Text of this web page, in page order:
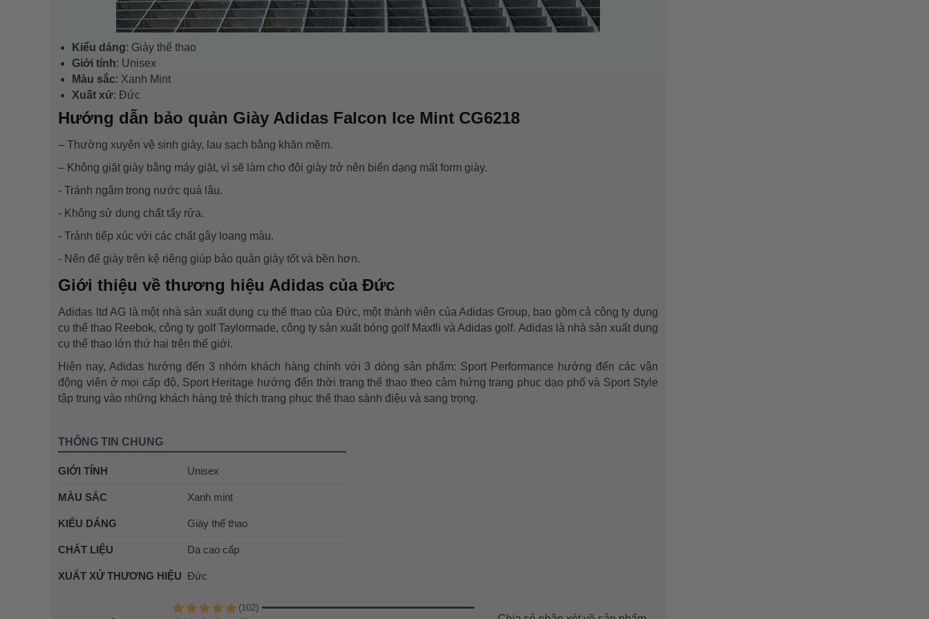
Kiểu dáng: Giày thể thao
Giới tính: Unisex
Màu sắc: Xanh Mint
Xuất xứ: Đức
Hướng dẫn bảo quản Giày Adidas Falcon Ice Mint CG6218
– Thường xuyên vệ sinh giày, lau sạch bằng khăn mềm.
– Không giặt giày bằng máy giặt, vì sẽ làm cho đôi giày trở nên biến dạng mất form giày.
- Tránh ngâm trong nước quá lâu.
- Không sử dụng chất tẩy rửa.
- Tránh tiếp xúc với các chất gây loang màu.
- Nên để giày trên kệ riêng giúp bảo quản giày tốt và bền hơn.
Giới thiệu về thương hiệu Adidas của Đức
Adidas ltd AG là một nhà sản xuất dụng cụ thể thao của Đức, một thành viên của Adidas Group, bao gồm cả công ty dụng
cụ thể thao Reebok, công ty golf Taylormade, công ty sản xuất bóng golf Maxfli và Adidas golf. Adidas là nhà sản xuất dụng
cụ thể thao lớn thứ hai trên thế giới.
Hiện nay, Adidas hướng đến 3 nhóm khách hàng chính với 3 dòng sản phẩm: Sport Performance hướng đến các vận
động viên ở mọi cấp độ, Sport Heritage hướng đến thời trang thể thao theo cảm hứng trang phục dạo phố và Sport Style
tập trung vào những khách hàng trẻ thích trang phục thể thao sành điệu và sang trọng.
THÔNG TIN CHUNG
GIỚI TÍNH Unisex
MÀU SẮC Xanh mint
KIỂU DÁNG Giày thể thao
CHẤT LIỆU Da cao cấp
XUẤT XỨ THƯƠNG HIỆU Đức
(102)